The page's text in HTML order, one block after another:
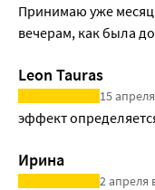
Принимаю уже месяц
вечерам, как была
Leon Tauras
15
эффект
Ирина
2 апреля